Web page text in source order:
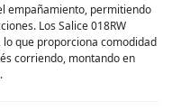
empañamiento, permitiendo
Los Salice 018RW
que proporciona comodidad
corriendo, montando en